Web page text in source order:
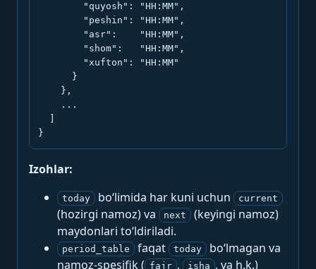
        "quyosh": "HH:MM",
        "peshin": "HH:MM",
        "asr":    "HH:MM",
        "shom":   "HH:MM",
        "xufton": "HH:MM"
      }
    },
    ...
}
Izohlar:
today bo‘limida har kuni uchun current
(hozirgi namoz) va next
(keyingi namoz)
maydonlari to‘ldiriladi.
period_table faqat today
bo‘lmagan va
namoz-spesifik ( fajr , isha , va h.k.)